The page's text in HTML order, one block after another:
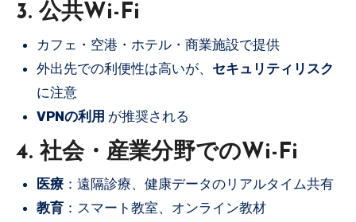
3. 公共Wi-Fi
カフェ・空港・ホテル・商業施設で提供
外出先での利便性は高いが、 セキュリティリスク
に注意
VPNの利用 が推奨される
4. 社会・産業分野でのWi-Fi
医療：遠隔診療、健康データのリアルタイム共有
教育：スマート教室、オンライン教材